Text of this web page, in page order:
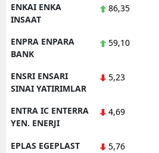
ENKAI ENKA
INSAAT
86,35
ENPRA ENPARA
BANK
59,10
ENSRI ENSARI
SINAI YATIRIMLAR
5,23
ENTRA IC ENTERRA
YEN. ENERJI
4,69
EPLAS EGEPLAST 5,76